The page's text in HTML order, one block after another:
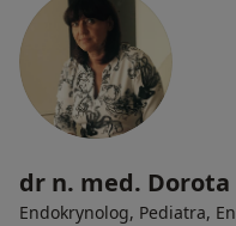
dr n. med.
Endokrynolog, Pediatra,